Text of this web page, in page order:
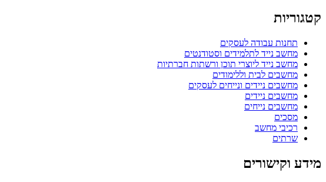
קטגוריות
תחנות עבודה לעסקים
מחשב נייד לתלמידים וסטודנטים
מחשב נייד ליוצרי תוכן ורשתות חברתיות
מחשבים לבית וללימודים
מחשבים ניידים ונייחים לעסקים
מחשבים ניידים
מחשבים נייחים
מסכים
רכיבי מחשב
שרתים
מידע וקישורים